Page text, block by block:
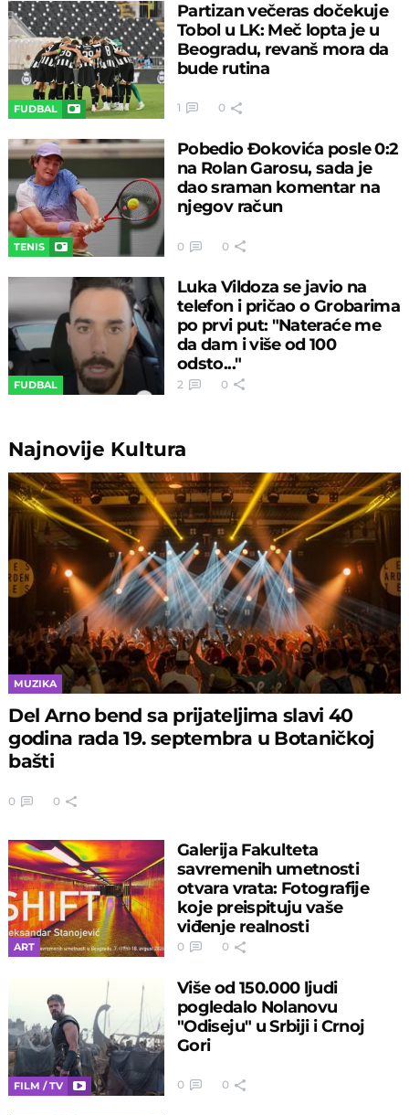
FUDBAL
Partizan večeras dočekuje
Tobol u LK: Meč lopta je u
Beogradu, revanš mora da
bude rutina
1 0
TENIS
Pobedio Đokovića posle 0:2
na Rolan Garosu, sada je
dao sraman komentar na
njegov račun
0 0
FUDBAL
Luka Vildoza se javio na
telefon i pričao o Grobarima
po prvi put: "Nateraće me
da dam i više od 100
odsto..."
2 0
Najnovije Kultura
MUZIKA
Del Arno bend sa prijateljima slavi 40
godina rada 19. septembra u Botaničkoj
bašti
0 0
ART
Galerija Fakulteta
savremenih umetnosti
otvara vrata: Fotografije
koje preispituju vaše
viđenje realnosti
0 0
FILM / TV
Više od 150.000 ljudi
pogledalo Nolanovu
"Odiseju" u Srbiji i Crnoj
Gori
0 0